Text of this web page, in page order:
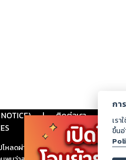
| ติดต่อเรา ร่
ดผ่านเว็บไซต์และปรากฏว่าละเมิดสิท
กา
เร
ขึ้นอ่